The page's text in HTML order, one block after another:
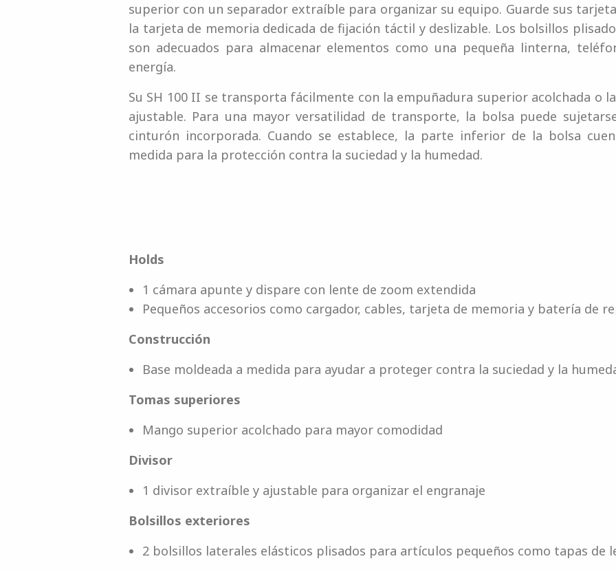
superior con un separador extraíble para organizar su equipo. Guarde sus
la tarjeta de memoria dedicada de fijación táctil y deslizable. Los bolsillos
son adecuados para almacenar elementos como una pequeña linterna,
energía.
Su SH 100 II se transporta fácilmente con la empuñadura superior acolchada o
ajustable. Para una mayor versatilidad de transporte, la bolsa puede
cinturón incorporada. Cuando se establece, la parte inferior de la bolsa
medida para la protección contra la suciedad y la humedad.
Holds
1 cámara apunte y dispare con lente de zoom extendida
Pequeños accesorios como cargador, cables, tarjeta de memoria y batería de
Construcción
Base moldeada a medida para ayudar a proteger contra la suciedad y la
Tomas superiores
Mango superior acolchado para mayor comodidad
Divisor
1 divisor extraíble y ajustable para organizar el engranaje
Bolsillos exteriores
2 bolsillos laterales elásticos plisados ​​para artículos pequeños como tapas de